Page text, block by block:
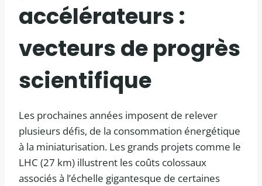
accélérateurs :
vecteurs de progrès
scientifique
Les prochaines années imposent de relever
plusieurs défis, de la consommation énergétique
à la miniaturisation. Les grands projets comme le
LHC (27 km) illustrent les coûts colossaux
associés à l’échelle gigantesque de certaines